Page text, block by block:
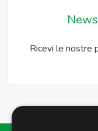
Ricevi le nostre